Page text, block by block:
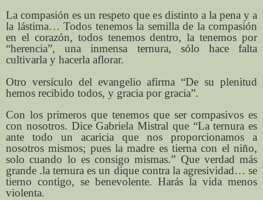
La compasión es un respeto que es distinto a la pena y a
la lástima… Todos tenemos la semilla de la compasión
en el corazón, todos tenemos dentro, la tenemos por
“herencia”, una inmensa ternura, sólo hace falta
cultivarla y hacerla aflorar.
Otro versículo del evangelio afirma “De su plenitud
hemos recibido todos, y gracia por gracia”.
Con los primeros que tenemos que ser compasivos es
con nosotros. Dice Gabriela Mistral que “La ternura es
ante todo un acaricia que nos proporcionamos a
nosotros mismos; pues la madre es tierna con el niño,
solo cuando lo es consigo mismas.” Que verdad más
grande .la ternura es un dique contra la agresividad… se
tierno contigo, se benevolente. Harás la vida menos
violenta.